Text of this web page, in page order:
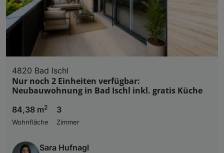
4820 Bad Ischl
Nur noch 2 Einheiten verfügbar:
Neubauwohnung in Bad Ischl inkl. gratis Küche
84,38 m2
Wohnfläche
3
Zimmer
Sara Hufnagl